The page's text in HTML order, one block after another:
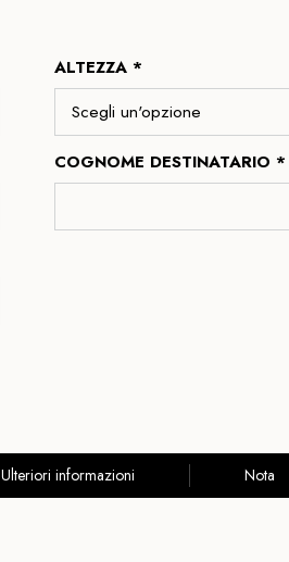
ALTEZZA *
COGNOME DESTINATARIO *
Ulteriori informazioni Nota